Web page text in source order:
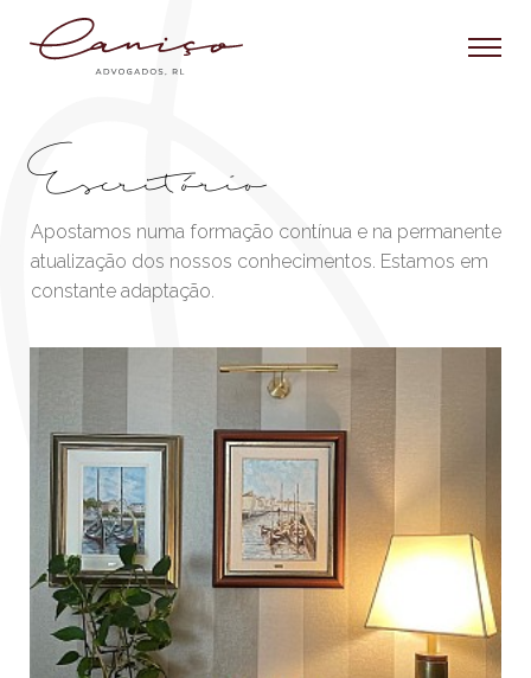
Escritório
Apostamos numa formação contínua e na permanente
atualização dos nossos conhecimentos. Estamos em
constante adaptação.